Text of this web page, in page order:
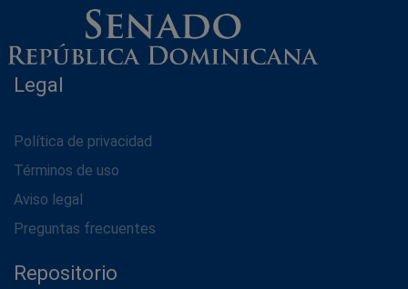
Legal
Política de privacidad
Términos de uso
Aviso legal
Preguntas frecuentes
Repositorio